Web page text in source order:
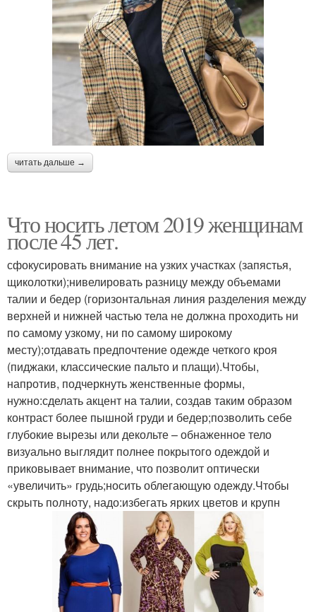
читать дальше →
Что носить летом 2019 женщинам
после 45 лет.
сфокусировать внимание на узких участках (запястья,
щиколотки);нивелировать разницу между объемами
талии и бедер (горизонтальная линия разделения между
верхней и нижней частью тела не должна проходить ни
по самому узкому, ни по самому широкому
месту);отдавать предпочтение одежде четкого кроя
(пиджаки, классические пальто и плащи).Чтобы,
напротив, подчеркнуть женственные формы,
нужно:сделать акцент на талии, создав таким образом
контраст более пышной груди и бедер;позволить себе
глубокие вырезы или декольте – обнаженное тело
визуально выглядит полнее покрытого одеждой и
приковывает внимание, что позволит оптически
«увеличить» грудь;носить облегающую одежду.Чтобы
скрыть полноту, надо:избегать ярких цветов и крупн